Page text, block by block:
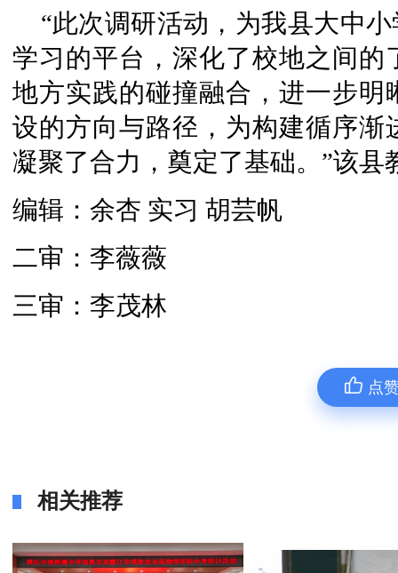
“此次调研活动，为我县大中
学习的平台，深化了校地之间
地方实践的碰撞融合，进一步
设的方向与路径，为构建循序
凝聚了合力，奠定了基础。”该
编辑：余杏 实习 胡芸帆
二审：李薇薇
三审：李茂林
点
相关推荐